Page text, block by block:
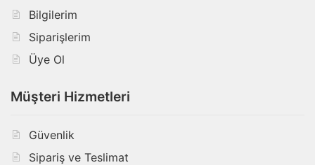
Bilgilerim
Siparişlerim
Üye Ol
Müşteri Hizmetleri
Güvenlik
Sipariş ve Teslimat